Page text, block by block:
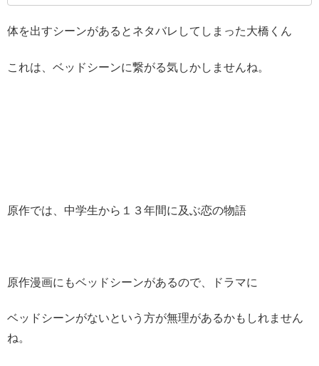
体を出すシーンがあるとネタバレしてしまった大橋くん
これは、ベッドシーンに繋がる気しかしませんね。
原作では、中学生から１３年間に及ぶ恋の物語
原作漫画にもベッドシーンがあるので、ドラマに
ベッドシーンがないという方が無理があるかもしれません
ね。